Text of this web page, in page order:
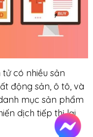
có nhiều sản
động sản, ô tô, và
mục sản phẩm
dịch tiếp thị lại